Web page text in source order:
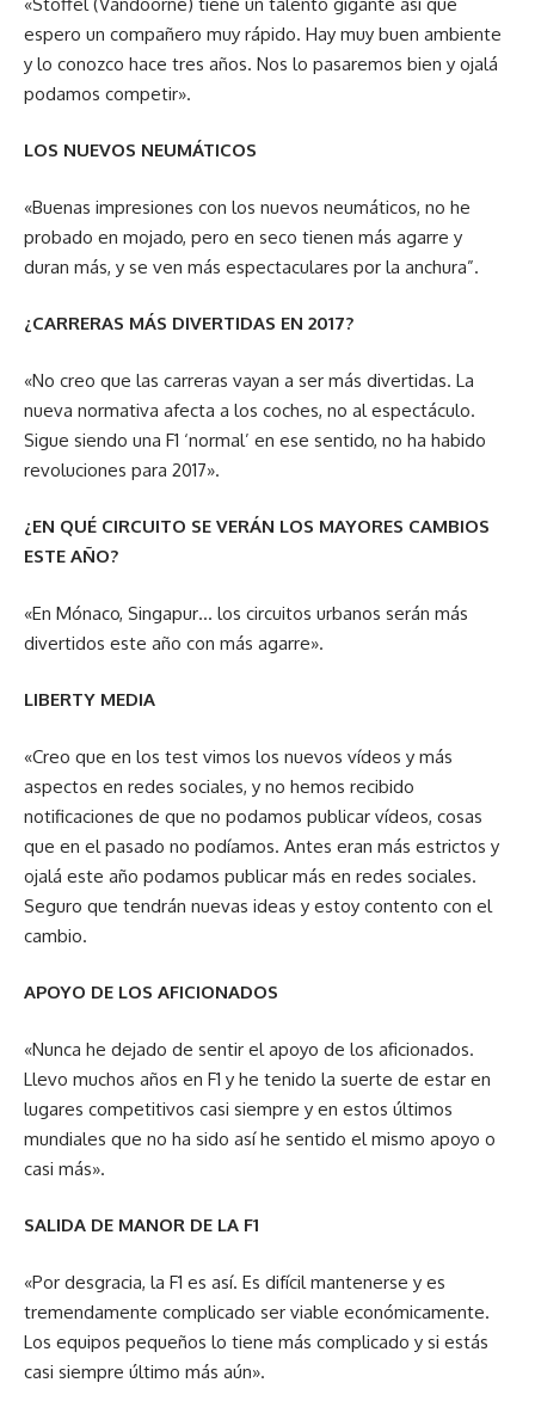
espero un compañero muy rápido. Hay muy buen ambiente
y lo conozco hace tres años. Nos lo pasaremos bien y ojalá
podamos competir».
LOS NUEVOS NEUMÁTICOS
«Buenas impresiones con los nuevos neumáticos, no he
probado en mojado, pero en seco tienen más agarre y
duran más, y se ven más espectaculares por la anchura”.
¿CARRERAS MÁS DIVERTIDAS EN 2017?
«No creo que las carreras vayan a ser más divertidas. La
nueva normativa afecta a los coches, no al espectáculo.
Sigue siendo una F1 ‘normal’ en ese sentido, no ha habido
revoluciones para 2017».
¿EN QUÉ CIRCUITO SE VERÁN LOS MAYORES CAMBIOS
ESTE AÑO?
«En Mónaco, Singapur… los circuitos urbanos serán más
divertidos este año con más agarre».
LIBERTY MEDIA
«Creo que en los test vimos los nuevos vídeos y más
aspectos en redes sociales, y no hemos recibido
notificaciones de que no podamos publicar vídeos, cosas
que en el pasado no podíamos. Antes eran más estrictos y
ojalá este año podamos publicar más en redes sociales.
Seguro que tendrán nuevas ideas y estoy contento con el
cambio.
APOYO DE LOS AFICIONADOS
«Nunca he dejado de sentir el apoyo de los aficionados.
Llevo muchos años en F1 y he tenido la suerte de estar en
lugares competitivos casi siempre y en estos últimos
mundiales que no ha sido así he sentido el mismo apoyo o
casi más».
SALIDA DE MANOR DE LA F1
«Por desgracia, la F1 es así. Es difícil mantenerse y es
tremendamente complicado ser viable económicamente.
Los equipos pequeños lo tiene más complicado y si estás
casi siempre último más aún».